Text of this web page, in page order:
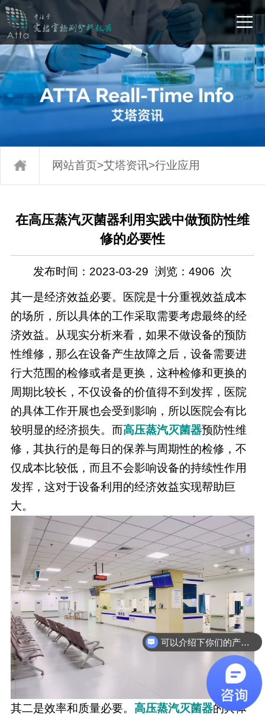
网站首页>艾塔资讯>行业应用
在高压蒸汽灭菌器利用实践中做预防性维
修的必要性
发布时间：2023-03-29 浏览： 4906 次
其一是经济效益必要。 医院是十分重视效益成本
的场所，所以具体的工作采取需要考虑最终的经
济效益。从现实分析来看，如果不做设备的预防
性维修，那么在设备产生故障之后，设备需要进
行大范围的检修或者是更换，这种检修和更换的
周期比较长，不仅设备的价值得不到发挥，医院
的具体工作开展也会受到影响，所以医院会有比
较明显的经济损失。而高压蒸汽灭菌器预防性维
修，其执行的是每日的保养与周期性的检修，不
仅成本比较低，而且不会影响设备的持续性作用
发挥，这对于设备利用的经济效益实现帮助巨
大。
其二是效率和质量必要。 高压蒸汽灭菌器的具体
可以介绍下你们的产品么